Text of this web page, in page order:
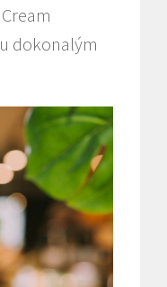
dokonalým